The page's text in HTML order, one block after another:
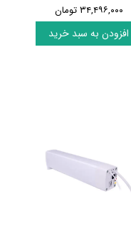
۳۴,۴۹۶,۰۰۰ تومان
افزودن به سبد خرید